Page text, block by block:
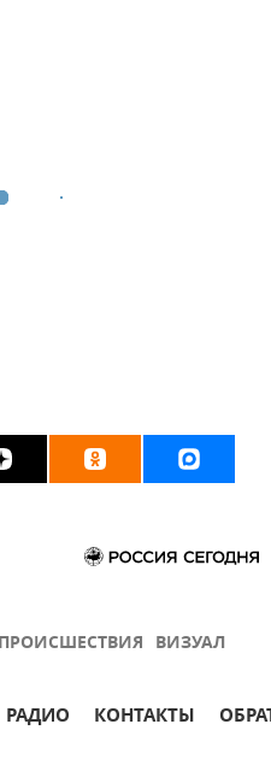
ПРОИСШЕСТВИЯ ВИЗУАЛ
РАДИО КОНТАКТЫ